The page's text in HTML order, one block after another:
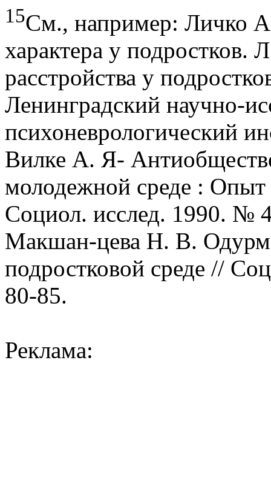
15См., например: Личко
характера у подростков.
расстройства у
Ленинградский научно-
психоневрологический
Вилке А. Я-
молодежной среде : Опыт
Социол. исслед. 1990. №
Макшан-цева Н. В.
подростковой среде //
80-85.
Реклама: